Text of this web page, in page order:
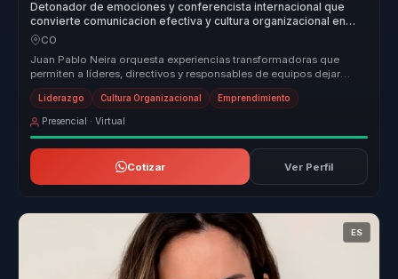
Detonador de emociones y conferencista internacional que
convierte comunicacion efectiva y cultura organizacional en
crecimiento para lideres y empresas.
CO
Juan Pablo Neira orquesta experiencias transformadoras que
permiten a líderes, directivos y responsables de equipos dejar
atrás la desali...
Liderazgo Cultura Organizacional Emprendimiento
Presencial · Virtual
Cotizar Ver Perfil
ES